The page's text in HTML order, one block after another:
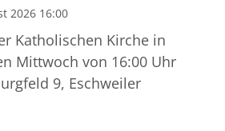
2026 16:00
Katholischen Kirche in
Mittwoch von 16:00 Uhr
9, Eschweiler